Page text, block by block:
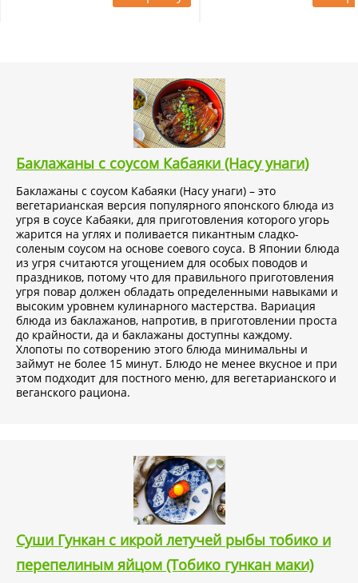
Баклажаны с соусом Кабаяки (Насу унаги)
Баклажаны с соусом Кабаяки (Насу унаги) – это
вегетарианская версия популярного японского блюда из
угря в соусе Кабаяки, для приготовления которого угорь
жарится на углях и поливается пикантным сладко-
соленым соусом на основе соевого соуса. В Японии блюда
из угря считаются угощением для особых поводов и
праздников, потому что для правильного приготовления
угря повар должен обладать определенными навыками и
высоким уровнем кулинарного мастерства. Вариация
блюда из баклажанов, напротив, в приготовлении проста
до крайности, да и баклажаны доступны каждому.
Хлопоты по сотворению этого блюда минимальны и
займут не более 15 минут. Блюдо не менее вкусное и при
этом подходит для постного меню, для вегетарианского и
веганского рациона.
Суши Гункан с икрой летучей рыбы тобико и
перепелиным яйцом (Тобико гункан маки)